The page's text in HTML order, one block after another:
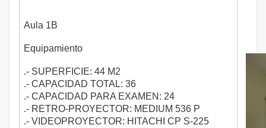
Aula 1B
Equipamiento
.- SUPERFICIE: 44 M2
.- CAPACIDAD TOTAL: 36
.- CAPACIDAD PARA EXAMEN: 24
.- RETRO-PROYECTOR: MEDIUM 536 P
.- VIDEOPROYECTOR: HITACHI CP S-225